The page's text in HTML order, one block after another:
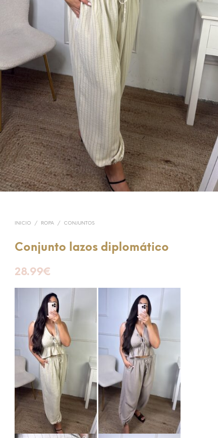
INICIO / ROPA / CONJUNTOS
Conjunto lazos diplomático
28.99€